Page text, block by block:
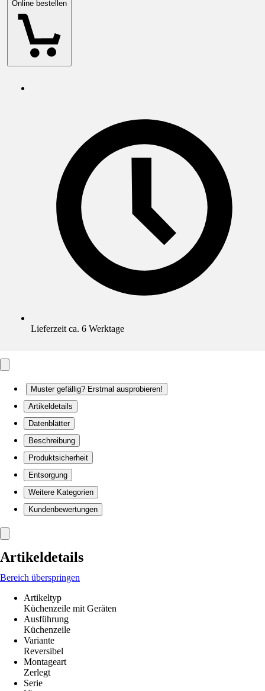
Online bestellen
Lieferzeit ca. 6 Werktage
Muster gefällig? Erstmal ausprobieren!
Artikeldetails
Datenblätter
Beschreibung
Produktsicherheit
Entsorgung
Weitere Kategorien
Kundenbewertungen
Artikeldetails
Bereich überspringen
Artikeltyp
Küchenzeile mit Geräten
Ausführung
Küchenzeile
Variante
Reversibel
Montageart
Zerlegt
Serie